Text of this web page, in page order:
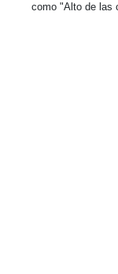
como "Alto de las